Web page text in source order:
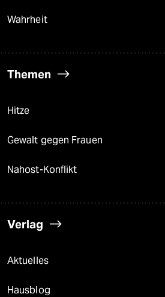
Wahrheit
Themen
Hitze
Gewalt gegen Frauen
Nahost-Konflikt
Verlag
Aktuelles
Hausblog